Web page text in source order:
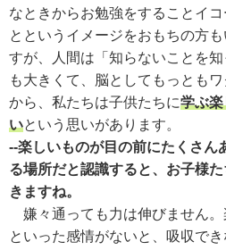
なときからお勉強をすることイ
とというイメージをおもちの方
すが、人間は「知らないことを
も大きくて、脳としてもっとも
から、私たちは子供たちに学ぶ
いという思いがあります。
--楽しいものが目の前にたくさん
る場所だと認識すると、お子様
きますね。
嫌々通っても力は伸びません。
といった感情がないと、吸収で